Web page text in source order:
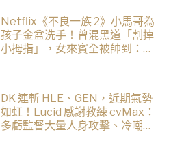
Netflix《不良一族 2》小馬哥為
孩子金盆洗手！曾混黑道「割掉
小拇指」，女來賓全被帥到：超
DK 連斬 HLE、GEN，近期氣勢
如虹！Lucid 感謝教練 cvMax：
多虧監督大量人身攻擊、冷嘲熱